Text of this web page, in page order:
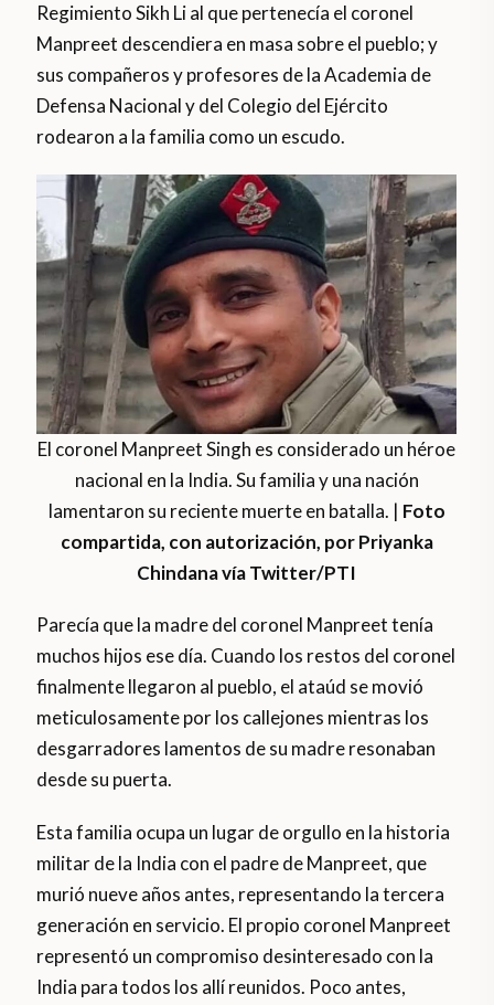
Regimiento Sikh Li al que pertenecía el coronel
Manpreet descendiera en masa sobre el pueblo; y
sus compañeros y profesores de la Academia de
Defensa Nacional y del Colegio del Ejército
rodearon a la familia como un escudo.
El coronel Manpreet Singh es considerado un héroe
nacional en la India. Su familia y una nación
lamentaron su reciente muerte en batalla. | Foto
compartida, con autorización, por Priyanka
Chindana vía Twitter/PTI
Parecía que la madre del coronel Manpreet tenía
muchos hijos ese día. Cuando los restos del coronel
finalmente llegaron al pueblo, el ataúd se movió
meticulosamente por los callejones mientras los
desgarradores lamentos de su madre resonaban
desde su puerta.
Esta familia ocupa un lugar de orgullo en la historia
militar de la India con el padre de Manpreet, que
murió nueve años antes, representando la tercera
generación en servicio. El propio coronel Manpreet
representó un compromiso desinteresado con la
India para todos los allí reunidos. Poco antes,